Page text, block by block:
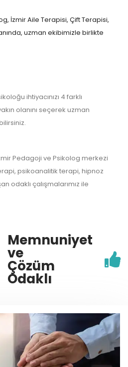
İzmir Aile Terapisi, Çift Terapisi,
uzman ekibimizle birlikte
ihtiyacınızı 4 farklı
olanını seçerek uzman
Pedagoji ve Psikolog merkezi
psikoanalitik terapi, hipnoz
odaklı çalışmalarımız ile
Memnuniyet
ve
Çözüm
Odaklı